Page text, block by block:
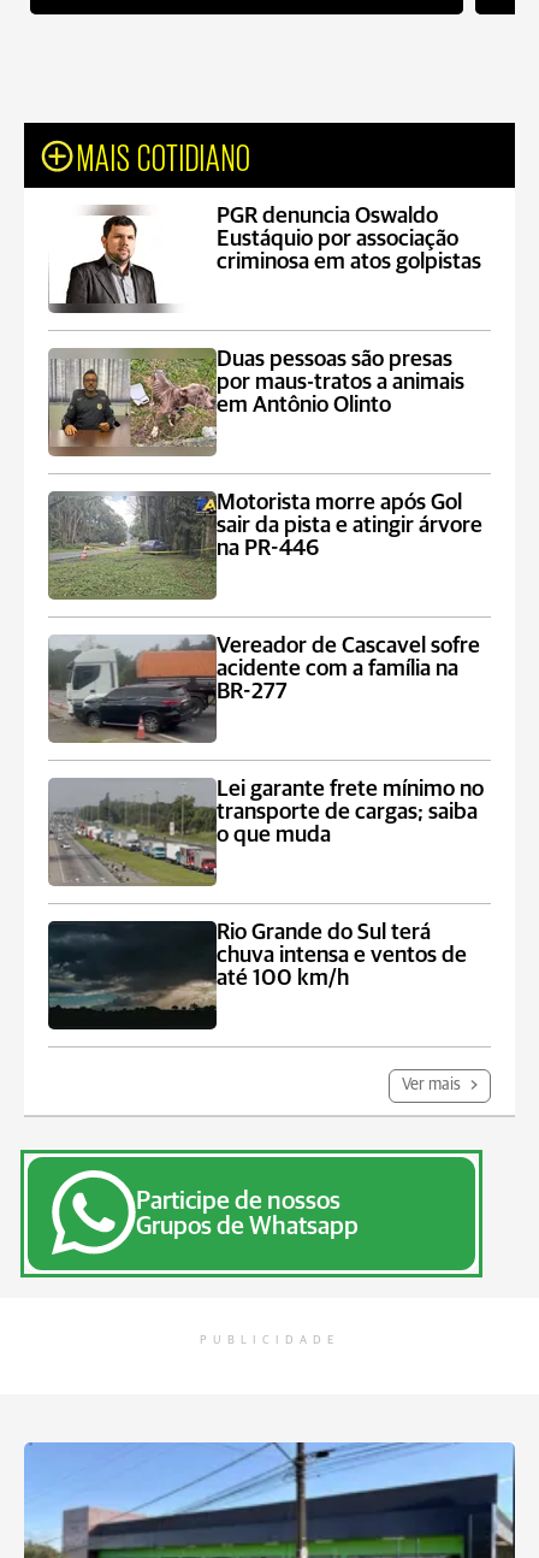
MAIS COTIDIANO
PGR denuncia Oswaldo
Eustáquio por associação
criminosa em atos golpistas
Duas pessoas são presas
por maus-tratos a animais
em Antônio Olinto
Motorista morre após Gol
sair da pista e atingir árvore
na PR-446
Vereador de Cascavel sofre
acidente com a família na
BR-277
Lei garante frete mínimo no
transporte de cargas; saiba
o que muda
Rio Grande do Sul terá
chuva intensa e ventos de
até 100 km/h
Ver mais
Participe de nossos
Grupos de Whatsapp
PUBLICIDADE